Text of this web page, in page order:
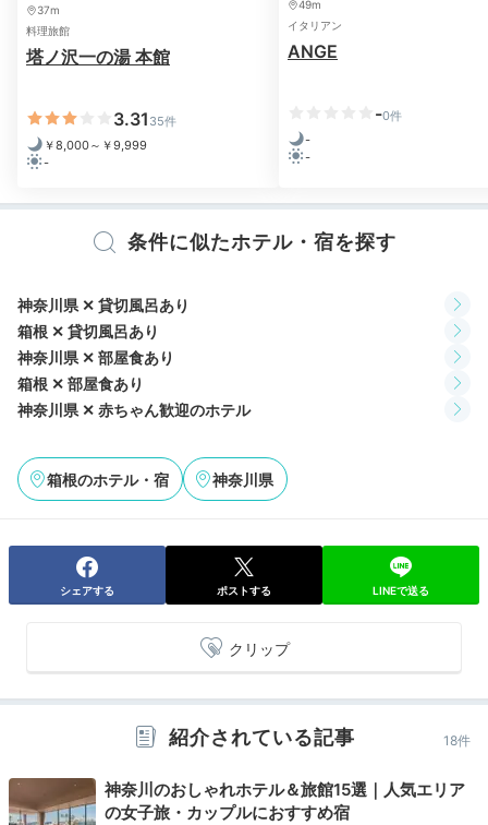
19:00
せせらぎを感じる
風呂や安らぎの時が流れる内湯があります。脱衣所には
ベビーベッド、オムツ用ごみ箱があり、子連れでも安心
して利用できますよ。湯上りのドリンクサービスも。
ましたがそれもまた良い思い出です。川の音に癒やされました。
37m
料理旅館
塔ノ沢一の湯 本館
3.31 35件
￥8,000～￥9,999
-
49m
イタリアン
ANGE
-0件
-
-
条件に似たホテル・宿を探す
神奈川県 ✕ 貸切風呂あり
箱根 ✕ 貸切風呂あり
神奈川県 ✕ 部屋食あり
箱根 ✕ 部屋食あり
神奈川県 ✕ 赤ちゃん歓迎のホテル
箱根のホテル・宿 神奈川県
シェアする ポストする LINEで送る
クリップ
紹介されている記事 18件
神奈川のおしゃれホテル＆旅館15選｜人気エリア
の女子旅・カップルにおすすめ宿